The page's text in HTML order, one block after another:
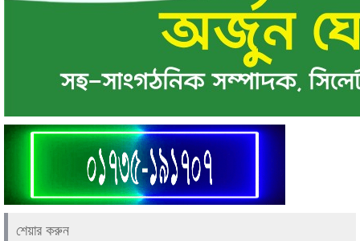
শেয়ার করুন